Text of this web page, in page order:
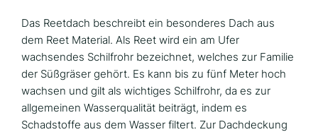
Das Reetdach beschreibt ein besonderes Dach aus
dem Reet Material. Als Reet wird ein am Ufer
wachsendes Schilfrohr bezeichnet, welches zur Familie
der Süßgräser gehört. Es kann bis zu fünf Meter hoch
wachsen und gilt als wichtiges Schilfrohr, da es zur
allgemeinen Wasserqualität beiträgt, indem es
Schadstoffe aus dem Wasser filtert. Zur Dachdeckung